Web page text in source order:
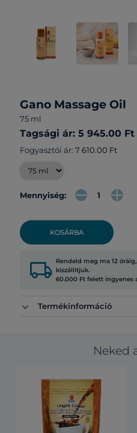
Gano Massage Oil
75 ml
Tagsági ár: 5 945.00 Ft
Fogyasztói ár: 7 610.00 Ft
Mennyiség:
KOSÁRBA
local_shipping Rendeld meg ma 12
kiszállítjuk.
60.000 Ft felett ingyenes
Termékinformáció
Neked